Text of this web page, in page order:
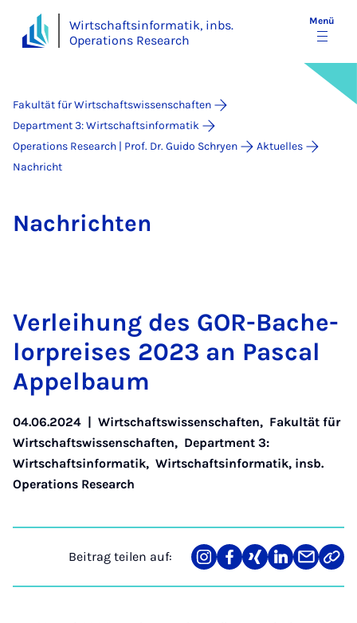
Wirtschaftsinformatik, inbs.
Operations Research
Menü
Fakultät für Wirtschaftswissenschaften
Department 3: Wirtschaftsinformatik
Operations Research | Prof. Dr. Guido Schryen
Aktuelles
Nachricht
Nach­rich­ten
Ver­lei­hung des GOR-Ba­che­
lor­prei­ses 2023 an Pas­cal
Ap­pel­baum
04.06.2024 | Wirtschaftswissenschaften, Fakultät für
Wirtschaftswissenschaften, Department 3:
Wirtschaftsinformatik, Wirtschaftsinformatik, insb.
Operations Research
Beitrag teilen auf:
Teilen
auf
Teilen
auf
Teilen
auf
Teilen
auf
Teilen
über
Link